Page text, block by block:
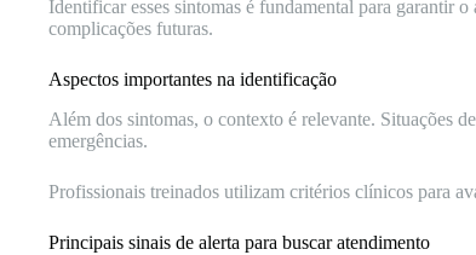
Identificar esses sintomas é fundamental para garantir
complicações futuras.
Aspectos importantes na identificação
Além dos sintomas, o contexto é relevante. Situações
emergências.
Profissionais treinados utilizam critérios clínicos para
Principais sinais de alerta para buscar atendimento